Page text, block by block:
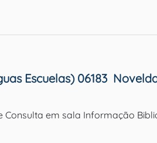
Escuelas) 06183 
Consulta em sala Informação